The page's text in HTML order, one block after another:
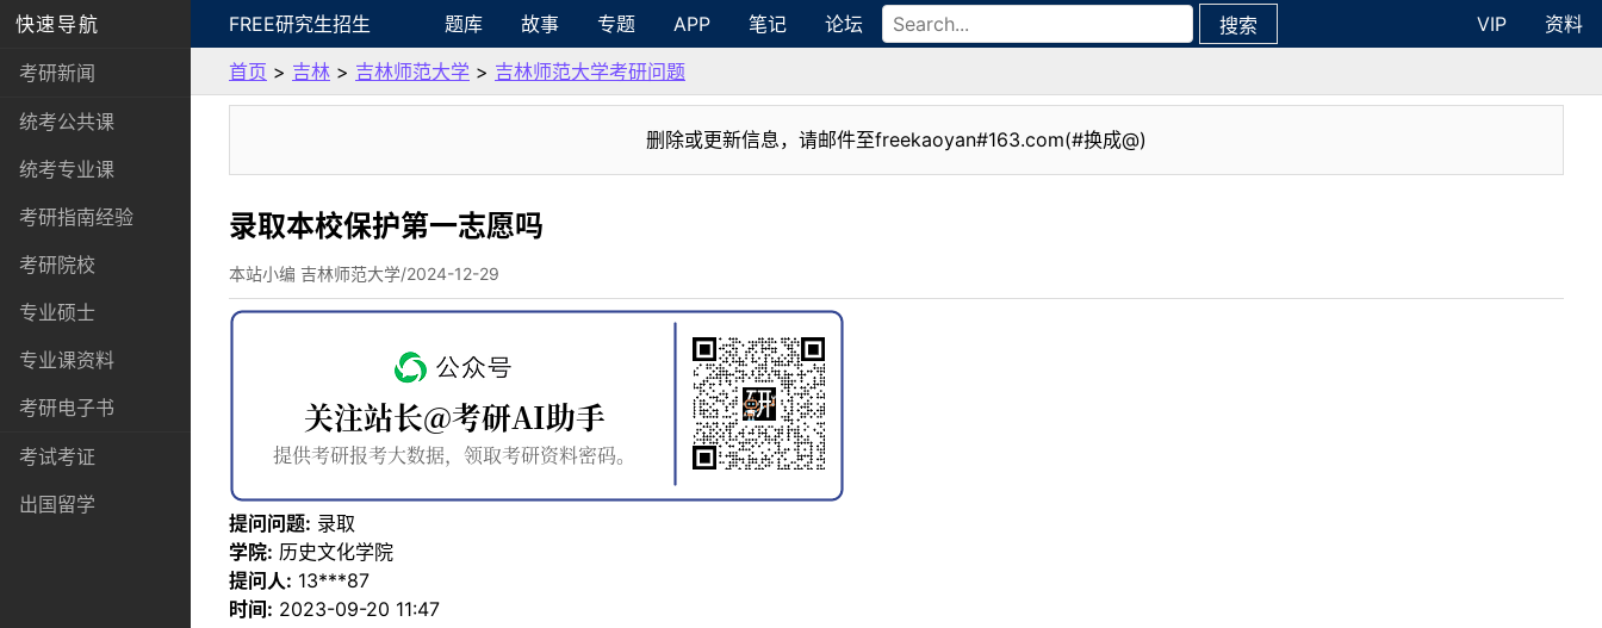
快速导航
考研新闻
统考公共课
统考专业课
考研指南经验
考研院校
专业硕士
专业课资料
考研电子书
考试考证
出国留学
FREE研究生招生 题库 故事 专题 APP 笔记 论坛 搜索 VIP
资料
首页 > 吉林 > 吉林师范大学 > 吉林师范大学考研问题
删除或更新信息，请邮件至freekaoyan#163.com(#换成@)
录取本校保护第一志愿吗
本站小编 吉林师范大学/2024-12-29
提问问题: 录取
学院: 历史文化学院
提问人: 13***87
时间: 2023-09-20 11:47